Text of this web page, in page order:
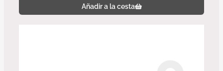
Añadir a la cesta